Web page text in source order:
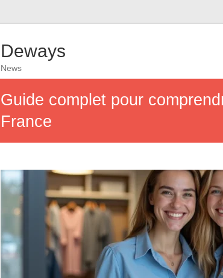
Deways
News
Guide complet pour
France